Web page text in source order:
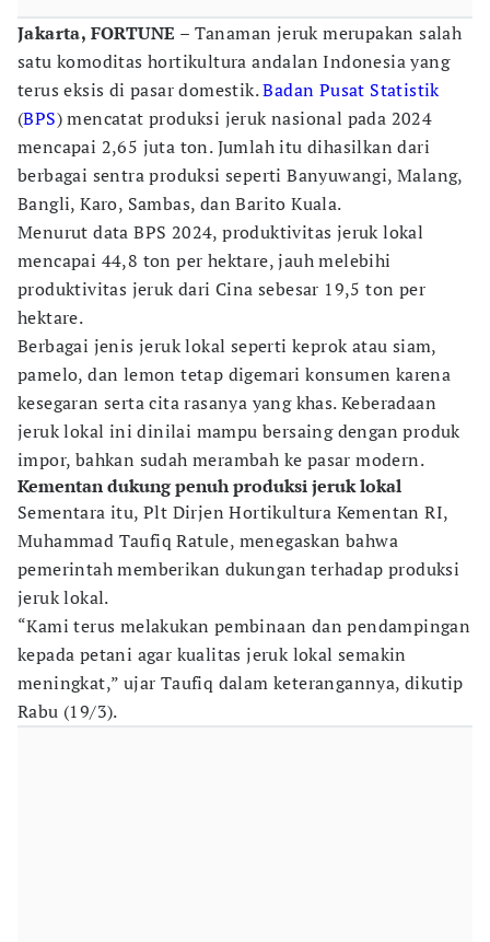
Jakarta, FORTUNE – Tanaman jeruk merupakan salah
satu komoditas hortikultura andalan Indonesia yang
terus eksis di pasar domestik.Badan Pusat Statistik
(BPS) mencatat produksi jeruk nasional pada 2024
mencapai 2,65 juta ton. Jumlah itu dihasilkan dari
berbagai sentra produksi seperti Banyuwangi, Malang,
Bangli, Karo, Sambas, dan Barito Kuala.
Menurut data BPS 2024, produktivitas jeruk lokal
mencapai 44,8 ton per hektare, jauh melebihi
produktivitas jeruk dari Cina sebesar 19,5 ton per
hektare.
Berbagai jenis jeruk lokal seperti keprok atau siam,
pamelo, dan lemon tetap digemari konsumen karena
kesegaran serta cita rasanya yang khas. Keberadaan
jeruk lokal ini dinilai mampu bersaing dengan produk
impor, bahkan sudah merambah ke pasar modern.
Kementan dukung penuh produksi jeruk lokal
Sementara itu, Plt Dirjen Hortikultura Kementan RI,
Muhammad Taufiq Ratule, menegaskan bahwa
pemerintah memberikan dukungan terhadap produksi
jeruk lokal.
“Kami terus melakukan pembinaan dan pendampingan
kepada petani agar kualitas jeruk lokal semakin
meningkat,” ujar Taufiq dalam keterangannya, dikutip
Rabu (19/3).